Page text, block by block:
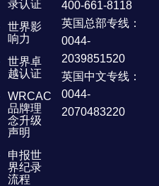
录认证
世界影
响力
世界卓
越认证
WRCAC
品牌理
念升级
声明
申报世
界纪录
流程
400-661-8118
英国总部专线：
0044-
2039851520
英国中文专线：
0044-
2070483220